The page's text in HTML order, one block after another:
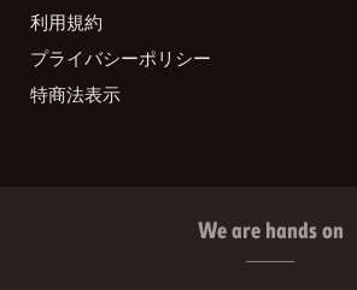
利用規約
プライバシーポリシー
特商法表示
We are hands on